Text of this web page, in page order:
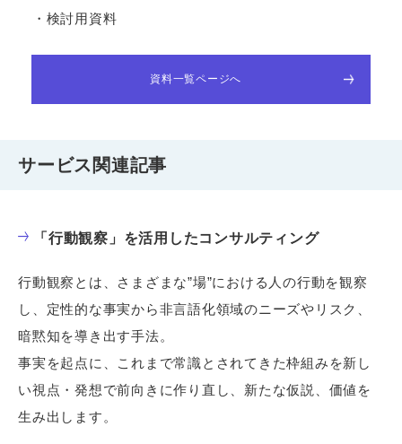
・検討用資料
資料一覧ページへ
サービス関連記事
「行動観察」を活用したコンサルティング
行動観察とは、さまざまな”場”における人の行動を観察
し、定性的な事実から非言語化領域のニーズやリスク、
暗黙知を導き出す手法。
事実を起点に、これまで常識とされてきた枠組みを新し
い視点・発想で前向きに作り直し、新たな仮説、価値を
生み出します。